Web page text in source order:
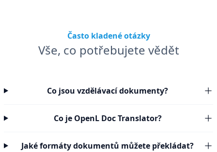
Často kladené otázky
Vše, co potřebujete vědět
Co jsou vzdělávací dokumenty?
Co je OpenL Doc Translator?
Jaké formáty dokumentů můžete překládat?